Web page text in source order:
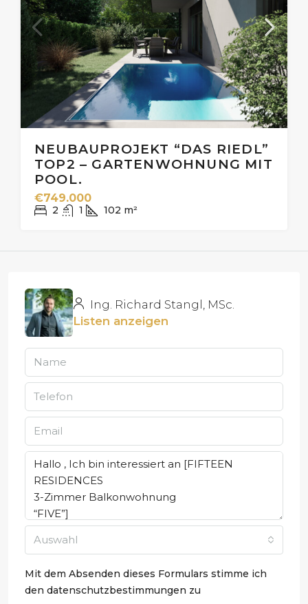
NEUBAUPROJEKT “DAS RIEDL”
TOP2 – GARTENWOHNUNG MIT
POOL.
€749.000
2 1 102 m²
Ing. Richard Stangl, MSc.
Listen anzeigen
Auswahl
Mit dem Absenden dieses Formulars stimme ich
den datenschutzbestimmungen zu